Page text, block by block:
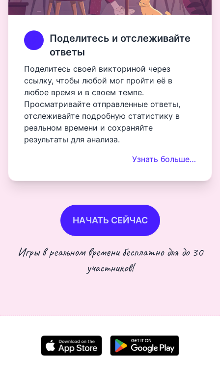
Поделитесь и отслеживайте
ответы
Поделитесь своей викториной через
ссылку, чтобы любой мог пройти её в
любое время и в своем темпе.
Просматривайте отправленные ответы,
отслеживайте подробную статистику в
реальном времени и сохраняйте
результаты для анализа.
Узнать больше…
НАЧАТЬ СЕЙЧАС
Игры в реальном времени бесплатно для до 30
участников!